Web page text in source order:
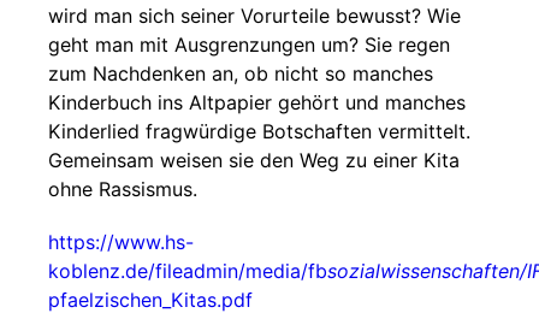
wird man sich seiner Vorurteile bewusst? Wie
geht man mit Ausgrenzungen um? Sie regen
zum Nachdenken an, ob nicht so manches
Kinderbuch ins Altpapier gehört und manches
Kinderlied fragwürdige Botschaften vermittelt.
Gemeinsam weisen sie den Weg zu einer Kita
ohne Rassismus.
https://www.hs-
koblenz.de/fileadmin/media/fbsozialwissenschaften/
pfaelzischen_Kitas.pdf